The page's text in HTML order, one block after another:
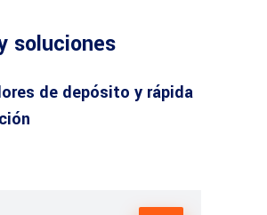
soluciones
de depósito y rápida